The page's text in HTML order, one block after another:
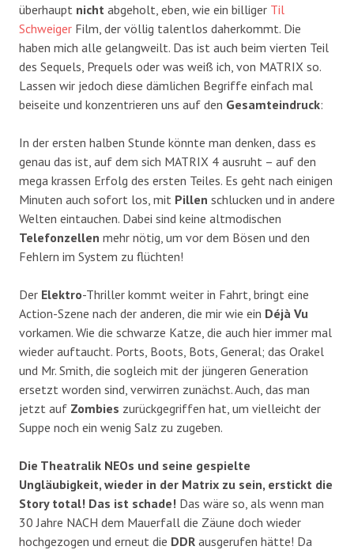
überhaupt nicht abgeholt, eben, wie ein billiger Til
Schweiger Film, der völlig talentlos daherkommt. Die
haben mich alle gelangweilt. Das ist auch beim vierten Teil
des Sequels, Prequels oder was weiß ich, von MATRIX so.
Lassen wir jedoch diese dämlichen Begriffe einfach mal
beiseite und konzentrieren uns auf den Gesamteindruck:
In der ersten halben Stunde könnte man denken, dass es
genau das ist, auf dem sich MATRIX 4 ausruht – auf den
mega krassen Erfolg des ersten Teiles. Es geht nach einigen
Minuten auch sofort los, mit Pillen schlucken und in andere
Welten eintauchen. Dabei sind keine altmodischen
Telefonzellen mehr nötig, um vor dem Bösen und den
Fehlern im System zu flüchten!
Der Elektro-Thriller kommt weiter in Fahrt, bringt eine
Action-Szene nach der anderen, die mir wie ein Déjà Vu
vorkamen. Wie die schwarze Katze, die auch hier immer mal
wieder auftaucht. Ports, Boots, Bots, General; das Orakel
und Mr. Smith, die sogleich mit der jüngeren Generation
ersetzt worden sind, verwirren zunächst. Auch, das man
jetzt auf Zombies zurückgegriffen hat, um vielleicht der
Suppe noch ein wenig Salz zu zugeben.
Die Theatralik NEOs und seine gespielte
Ungläubigkeit, wieder in der Matrix zu sein, erstickt die
Story total! Das ist schade! Das wäre so, als wenn man
30 Jahre NACH dem Mauerfall die Zäune doch wieder
hochgezogen und erneut die DDR ausgerufen hätte! Da